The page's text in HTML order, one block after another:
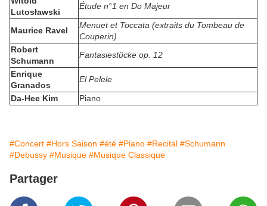
Lutosławski
Étude n°1 en Do Majeur
Maurice Ravel
Menuet et Toccata (extraits du Tombeau de
Couperin)
Robert
Schumann
Fantasiestücke op. 12
Enrique
Granados
El Pelele
Da-Hee Kim
Piano
#Concert #Hors Saison #été #Piano #Recital #Schumann
#Debussy #Musique #Musique Classique
Partager